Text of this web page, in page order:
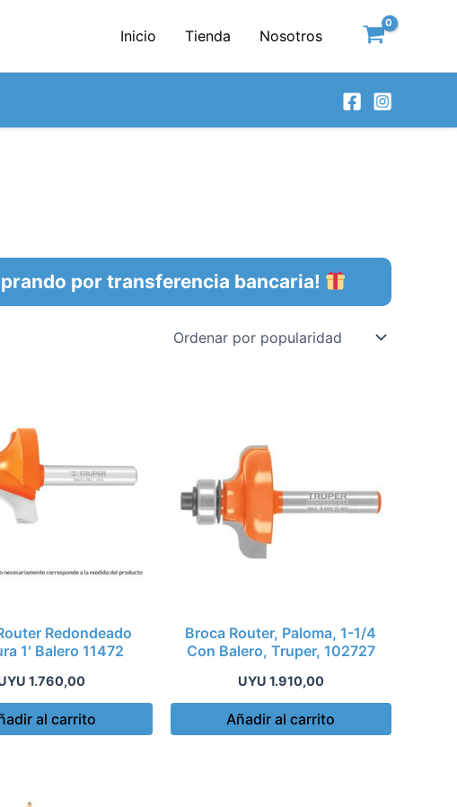
Inicio Tienda Nosotros
por transferencia bancaria!
Redondeado
1′ Balero 11472
1.760,00
al carrito
Broca Router, Paloma, 1-1/4
Con Balero, Truper, 102727
UYU 1.910,00
Añadir al carrito